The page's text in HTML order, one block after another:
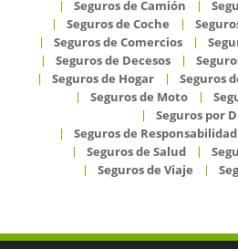
Seguros de Camión
Seguros de Coche
Seguros de Comercios
Seguros de Decesos
Seguros de Hogar
Seguros
Seguros de Moto
Seguros por
Seguros de
Seguros de Salud
Seguros de Viaje